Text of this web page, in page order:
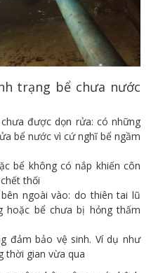
trạng bể chưa nước
được dọn rửa: có những
bể nước vì cứ nghĩ bể ngầm
bể không có nắp khiến côn
thối
ngoài vào: do thiên tai lũ
hoặc bể chưa bị hỏng thấm
đảm bảo vệ sinh. Ví dụ như
thời gian vừa qua